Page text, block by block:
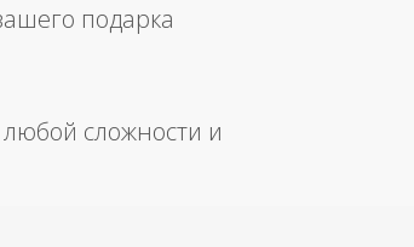
подарка
сложности и